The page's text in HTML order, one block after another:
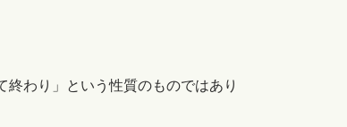
わり」という性質のものではあり